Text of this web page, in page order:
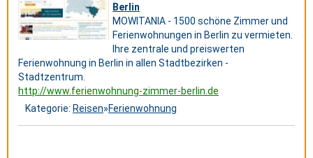
Berlin
MOWITANIA - 1500 schöne Zimmer und
Ferienwohnungen in Berlin zu vermieten.
Ihre zentrale und preiswerten
Ferienwohnung in Berlin in allen Stadtbezirken -
Stadtzentrum.
http://www.ferienwohnung-zimmer-berlin.de
Kategorie: Reisen»Ferienwohnung